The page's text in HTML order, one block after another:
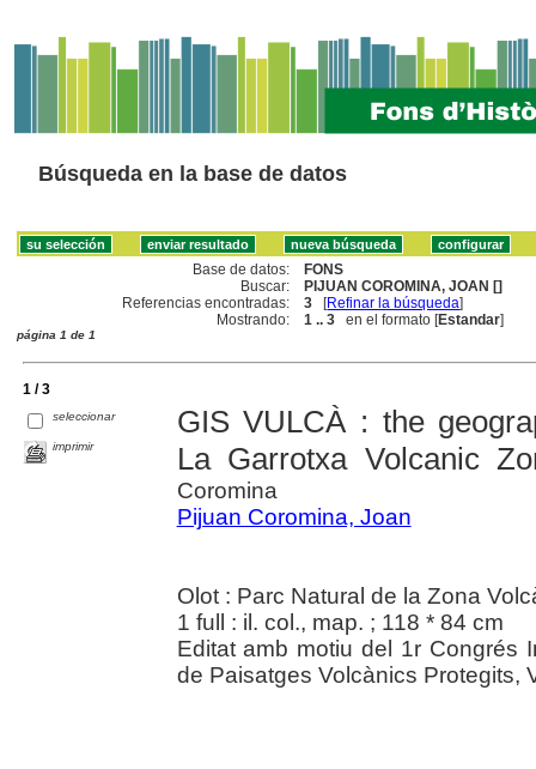
Búsqueda en la base de datos
Base de datos:
FONS
Buscar:
PIJUAN COROMINA, JOAN []
Referencias encontradas:
3 [Refinar la búsqueda]
Mostrando:
1 .. 3 en el formato [Estandar]
página 1 de 1
1 / 3
seleccionar
imprimir
GIS VULCÀ : the
La Garrotxa Volcanic
Coromina
Pijuan Coromina, Joan
Olot : Parc Natural de la Zona
1 full : il. col., map. ; 118 * 84 cm
Editat amb motiu del 1r Congrés
de Paisatges Volcànics Protegits,